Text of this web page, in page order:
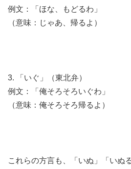
例文：「ほな、もどるわ」
（意味：じゃあ、帰るよ）
3. 「いぐ」（東北弁）
例文：「俺そろそろいぐわ」
（意味：俺そろそろ帰るよ）
これらの方言も、「いぬ」「いぬ